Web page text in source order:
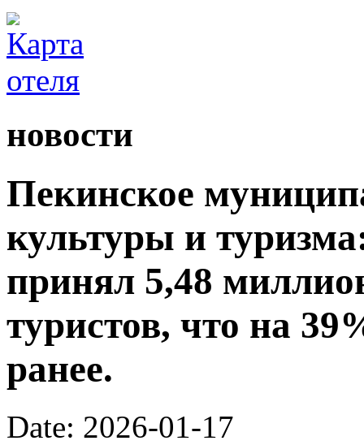
новости
Пекинское
культуры и
принял 5,48
туристов, что на
ранее.
Date: 2026-01-17